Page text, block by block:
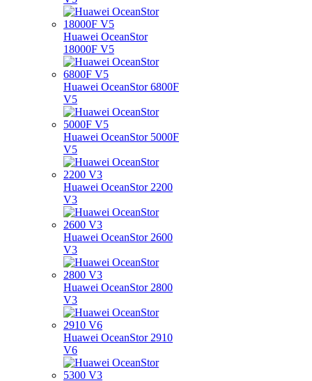
Huawei OceanStor
18000F V5
Huawei OceanStor 6800F
V5
Huawei OceanStor 5000F
V5
Huawei OceanStor 2200
V3
Huawei OceanStor 2600
V3
Huawei OceanStor 2800
V3
Huawei OceanStor 2910
V6